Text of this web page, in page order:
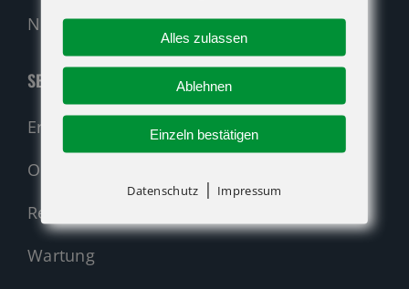
Nehmen Sie Kontakt auf!
SERVICE
Ersatzteil-Anfrage (alle Hersteller)
Original-Ersatzteile
Reparatur
Wartung
Alles zulassen
Ablehnen
Einzeln bestätigen
Datenschutz | Impressum